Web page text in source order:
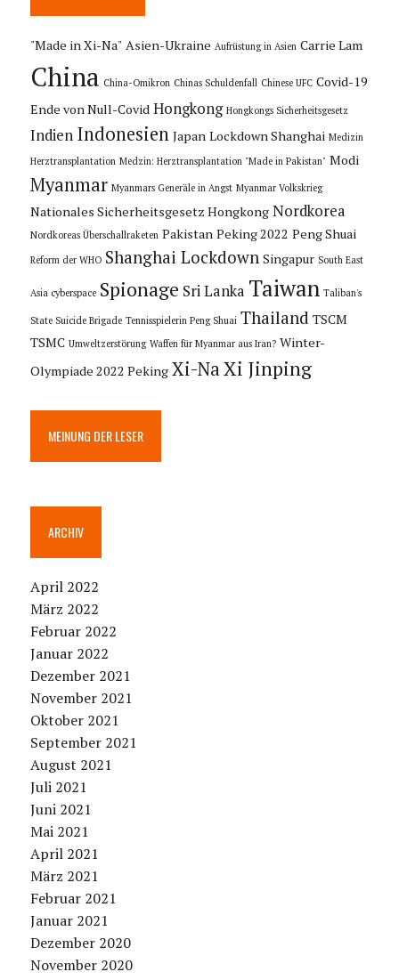
"Made in Xi-Na" Asien-Ukraine Aufrüstung in Asien Carrie Lam
China China-Omikron Chinas Schuldenfall Chinese UFC Covid-19
Ende von Null-Covid Hongkong Hongkongs Sicherheitsgesetz
Indien Indonesien Japan Lockdown Shanghai Medizin
Herztransplantation Medzin: Herztransplantation "Made in Pakistan" Modi
Myanmar Myanmars Generäle in Angst Myanmar Volkskrieg
Nationales Sicherheitsgesetz Hongkong Nordkorea
Nordkoreas Überschallraketen Pakistan Peking 2022 Peng Shuai
Reform der WHO Shanghai Lockdown Singapur South East
Asia cyberspace Spionage Sri Lanka Taiwan Taliban's
State Suicide Brigade Tennisspielerin Peng Shuai Thailand TSCM
TSMC Umweltzerstörung Waffen für Myanmar aus Iran? Winter-
Olympiade 2022 Peking Xi-NaXi Jinping
MEINUNG DER LESER
ARCHIV
April 2022
März 2022
Februar 2022
Januar 2022
Dezember 2021
November 2021
Oktober 2021
September 2021
August 2021
Juli 2021
Juni 2021
Mai 2021
April 2021
März 2021
Februar 2021
Januar 2021
Dezember 2020
November 2020